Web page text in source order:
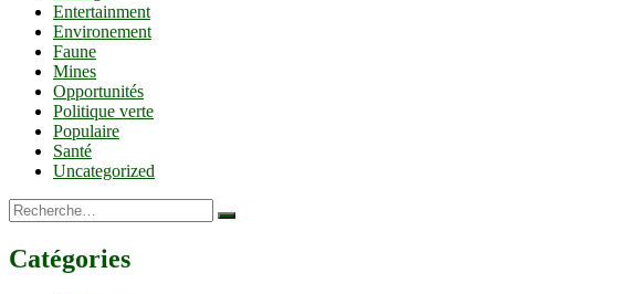
Entertainment
Environement
Faune
Mines
Opportunités
Politique verte
Populaire
Santé
Uncategorized
Recherche…
Catégories